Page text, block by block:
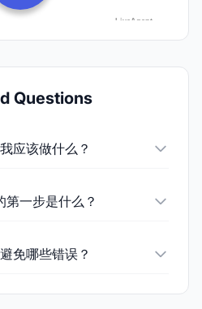
Questions
应该做什么？
第一步是什么？
免哪些错误？